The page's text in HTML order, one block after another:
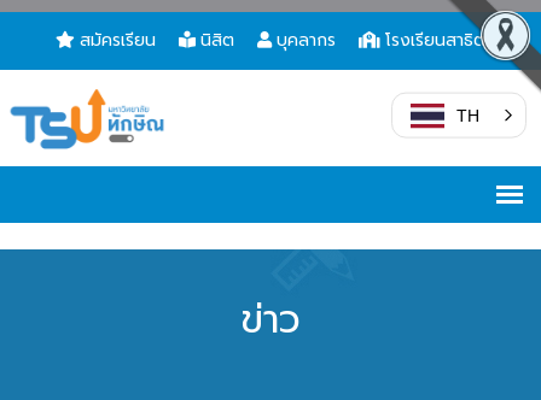
สมัครเรียน นิสิต บุคลากร โรงเรียนสาธิต
TH
ข่าว